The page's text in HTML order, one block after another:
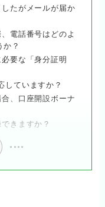
たがメールが届か
電話番号はどのよ
か？
要な「身分証明
していますか？
、口座開設ボーナ
きますか？